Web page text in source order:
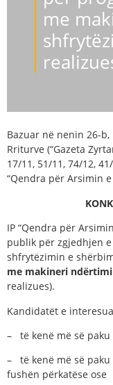
me
Bazuar në nenin 26-
Rriturve (“Gazeta
17/11, 51/11, 74/12,
“Qendra për Arsimin
IP “Qendra për
publik për zgjedhjen
shfrytëzimin e
me makineri
realizues).
Kandidatët e
– të kenë më së
– të kenë më së
fushën përkatëse ose